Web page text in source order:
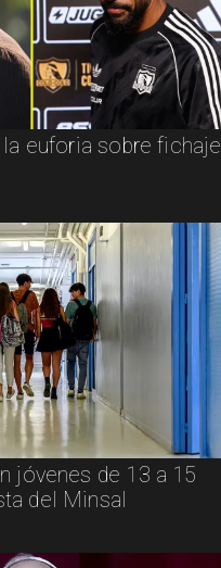
euforia sobre fichaje
jóvenes de 13 a 15
del Minsal